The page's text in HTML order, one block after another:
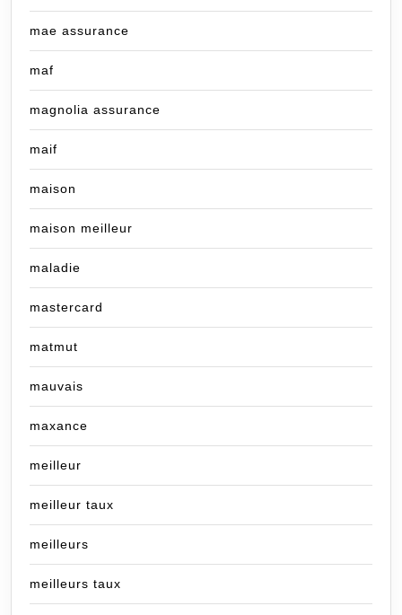
mae assurance
maf
magnolia assurance
maif
maison
maison meilleur
maladie
mastercard
matmut
mauvais
maxance
meilleur
meilleur taux
meilleurs
meilleurs taux